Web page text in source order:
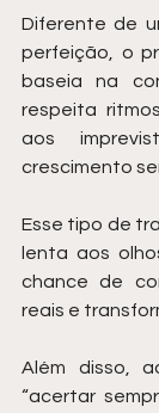
Diferente de
perfeição, o
baseia na
respeita
aos
crescimento
Esse tipo de
lenta aos
chance de
reais e
Além disso,
“acertar